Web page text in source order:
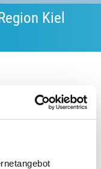
Kiel
Kiel erhält eine
in Schleswig-